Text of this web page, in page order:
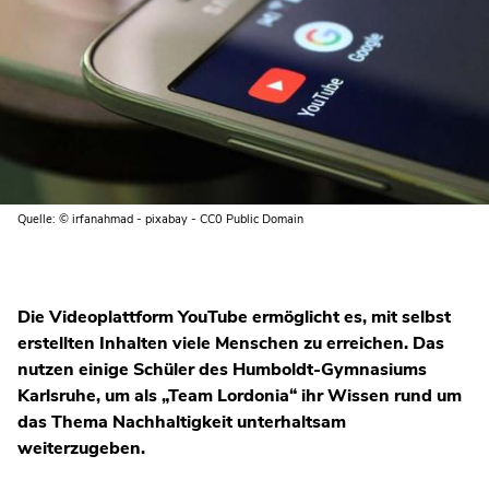
Quelle: © irfanahmad - pixabay - CC0 Public Domain
Die Videoplattform YouTube ermöglicht es, mit selbst
erstellten Inhalten viele Menschen zu erreichen. Das
nutzen einige Schüler des Humboldt-Gymnasiums
Karlsruhe, um als „Team Lordonia“ ihr Wissen rund um
das Thema Nachhaltigkeit unterhaltsam
weiterzugeben.